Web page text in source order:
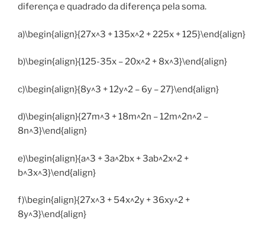
diferença e quadrado da diferença pela soma.
a)\begin{align}{27x^3 + 135x^2 + 225x + 125}\end{align}
b)\begin{align}{125-35x – 20x^2 + 8x^3}\end{align}
c)\begin{align}{8y^3 + 12y^2 – 6y – 27}\end{align}
d)\begin{align}{27m^3 + 18m^2n – 12m^2n^2 –
8n^3}\end{align}
e)\begin{align}{a^3 + 3a^2bx + 3ab^2x^2 +
b^3x^3}\end{align}
f)\begin{align}{27x^3 + 54x^2y + 36xy^2 +
8y^3}\end{align}